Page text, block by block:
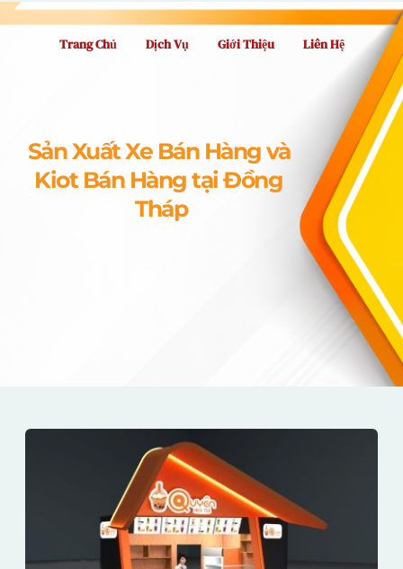
Trang Chủ Dịch Vụ Giới Thiệu Liên Hệ
Sản Xuất Xe Bán Hàng và
Kiot Bán Hàng tại Đồng
Tháp